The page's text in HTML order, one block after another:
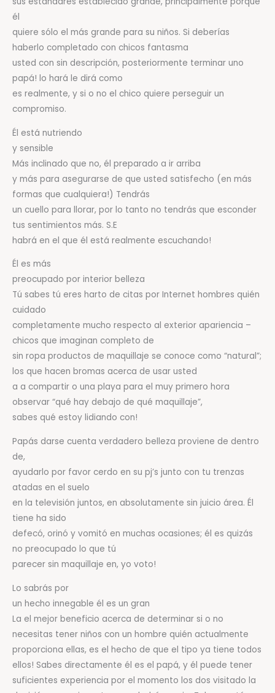
él
quiere sólo el más grande para su niños. Si deberías
haberlo completado con chicos fantasma
usted con sin descripción, posteriormente terminar uno
papá! lo hará le dirá como
es realmente, y si o no el chico quiere perseguir un
compromiso.
Él está nutriendo
y sensible
Más inclinado que no, él preparado a ir arriba
y más para asegurarse de que usted satisfecho (en más
formas que cualquiera!) Tendrás
un cuello para llorar, por lo tanto no tendrás que esconder
tus sentimientos más. S.E
habrá en el que él está realmente escuchando!
Él es más
preocupado por interior belleza
Tú sabes tú eres harto de citas por Internet hombres quién
cuidado
completamente mucho respecto al exterior apariencia –
chicos que imaginan completo de
sin ropa productos de maquillaje se conoce como “natural”;
los que hacen bromas acerca de usar usted
a a compartir o una playa para el muy primero hora
observar “qué hay debajo de qué maquillaje”,
sabes qué estoy lidiando con!
Papás darse cuenta verdadero belleza proviene de dentro
de,
ayudarlo por favor cerdo en su pj’s junto con tu trenzas
atadas en el suelo
en la televisión juntos, en absolutamente sin juicio área. Él
tiene ha sido
defecó, orinó y vomitó en muchas ocasiones; él es quizás
no preocupado lo que tú
parecer sin maquillaje en, yo voto!
Lo sabrás por
un hecho innegable él es un gran
La el mejor beneficio acerca de determinar si o no
necesitas tener niños con un hombre quién actualmente
proporciona ellas, es el hecho de que el tipo ya tiene todos
ellos! Sabes directamente él es el papá, y él puede tener
suficientes experiencia por el momento los dos visitado la